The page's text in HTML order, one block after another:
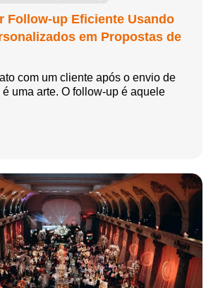
Follow-up Eficiente Usando
em Propostas de
com um cliente após o envio de
é uma arte. O follow-up é aquele